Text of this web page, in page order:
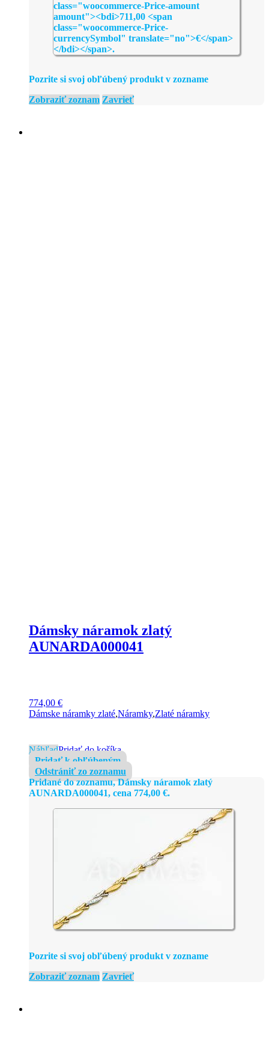
Pozrite si svoj obľúbený produkt v zozname
Zobraziť zoznam Zavrieť
Dámsky náramok zlatý
AUNARDA000041
774,00 €
Dámske náramky zlaté,Náramky,Zlaté náramky
NáhľadPridať do košíka
Pridať k obľúbeným
Odstrániť zo zoznamu
Pridané do zoznamu, Dámsky náramok zlatý
AUNARDA000041, cena 774,00 €.
Pozrite si svoj obľúbený produkt v zozname
Zobraziť zoznam Zavrieť